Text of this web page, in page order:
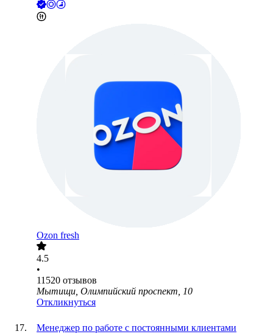
Ozon fresh
4.5
•
11520 отзывов
Мытищи, Олимпийский проспект, 10
Откликнуться
Менеджер по работе с постоянными клиентами